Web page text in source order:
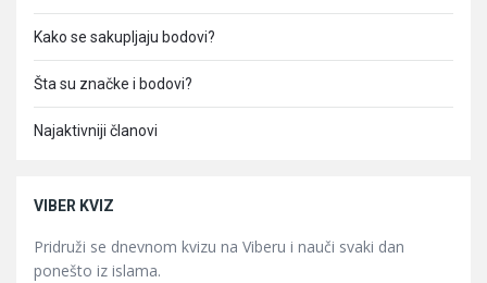
Kako se sakupljaju bodovi?
Šta su značke i bodovi?
Najaktivniji članovi
VIBER KVIZ
Pridruži se dnevnom kvizu na Viberu i nauči svaki dan
ponešto iz islama.